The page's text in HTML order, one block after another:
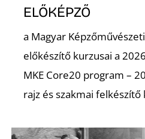
ELŐKÉPZŐ
a Magyar
előkészítő kurzusai a
MKE Core20 program –
rajz és szakmai felkészítő